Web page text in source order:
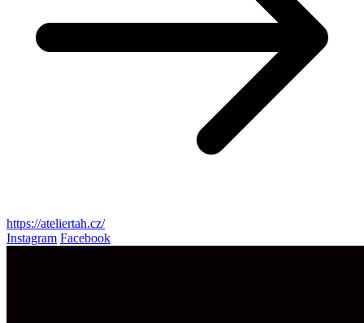
https://ateliertah.cz/
Instagram Facebook